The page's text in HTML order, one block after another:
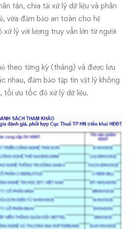
tán, chia tải xử lý dữ liệu và phân
vừa đảm bảo an toàn cho hệ
lý với lượng truy vấn lớn từ người
theo từng kỳ (tháng) và được lưu
nhau, đảm bảo tập tin vật lý không
ưu tốc độ xử lý dữ liệu.